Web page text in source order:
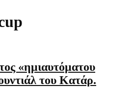
«ημιαυτόματου
του Κατάρ.